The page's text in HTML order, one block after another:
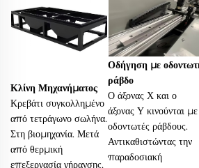
Κλίνη Μηχανήματος
Κρεβάτι συγκολλημένο
από τετράγωνο σωλήνα.
Στη βιομηχανία. Μετά
από θερμική
επεξεργασία γήρανσης,
Οδήγηση με
ράβδο
Ο άξονας Χ και ο
άξονας Υ κινούνται με
οδοντωτές ράβδους.
Αντικαθιστώντας την
παραδοσιακή